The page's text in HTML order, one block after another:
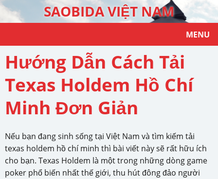
SAOBIDA VIỆT NAM
MENU
Hướng Dẫn Cách Tải
Texas Holdem Hồ Chí
Minh Đơn Giản
Nếu bạn đang sinh sống tại Việt Nam và tìm kiếm tải
texas holdem hồ chí minh thì bài viết này sẽ rất hữu ích
cho bạn. Texas Holdem là một trong những dòng game
poker phổ biến nhất thế giới, thu hút đông đảo người